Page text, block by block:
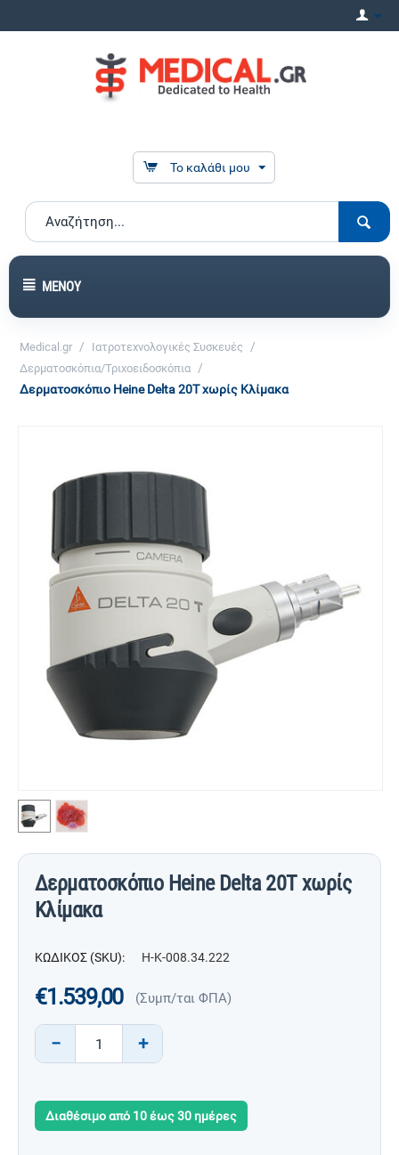
Το καλάθι μου
ΜΕΝΟΎ
Medical.gr / Ιατροτεχνολογικές Συσκευές /
Δερματοσκόπια/Τριχοειδοσκόπια /
Δερματοσκόπιο Heine Delta 20T χωρίς Κλίμακα
Δερματοσκόπιο Heine Delta 20T χωρίς
Κλίμακα
ΚΩΔΙΚΟΣ (SKU): H-K-008.34.222
€1.539,00 (Συμπ/ται ΦΠΑ)
+
−
Διαθέσιμο από 10 έως 30 ημέρες